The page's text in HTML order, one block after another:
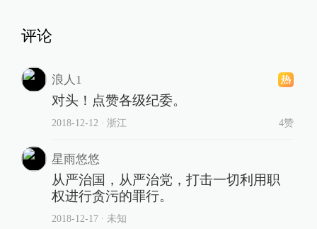
评论
浪人1
对头！点赞各级纪委。
2018-12-12 ∙ 浙江 4赞
星雨悠悠
从严治国，从严治党，打击一切利用职
权进行贪污的罪行。
2018-12-17∙ 未知